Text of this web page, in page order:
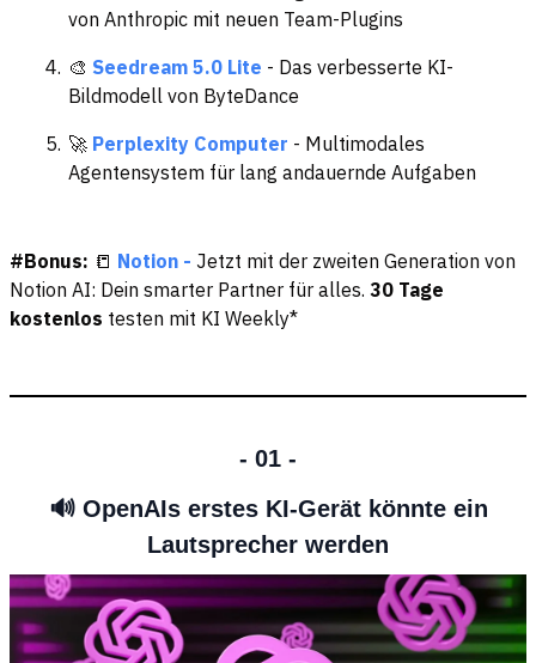
von Anthropic mit neuen Team-Plugins
🎨 Seedream 5.0 Lite - Das verbesserte KI-
Bildmodell von ByteDance
🚀 Perplexity Computer - Multimodales
Agentensystem für lang andauernde Aufgaben
#Bonus: 📒 Notion - Jetzt mit der zweiten Generation von
Notion AI: Dein smarter Partner für alles. 30 Tage
kostenlos testen mit KI Weekly*
- 01 -
🔊OpenAIs erstes KI-Gerät könnte ein
Lautsprecher werden